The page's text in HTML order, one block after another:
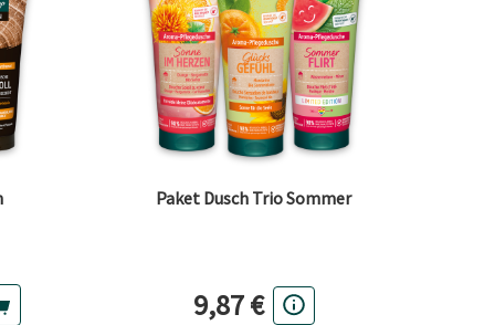
Paket Dusch Trio Sommer
9,87 €